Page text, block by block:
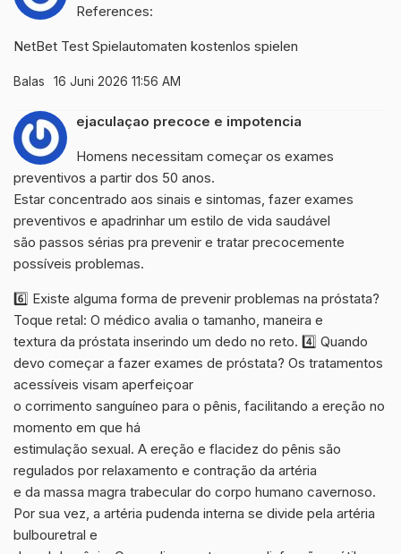
References:
NetBet Test Spielautomaten kostenlos spielen
Balas 16 Juni 2026 11:56 AM
ejaculaçao precoce e impotencia
Homens necessitam começar os exames
preventivos a partir dos 50 anos.
Estar concentrado aos sinais e sintomas, fazer exames
preventivos e apadrinhar um estilo de vida saudável
são passos sérias pra prevenir e tratar precocemente
possíveis problemas.
6️⃣ Existe alguma forma de prevenir problemas na próstata?
Toque retal: O médico avalia o tamanho, maneira e
textura da próstata inserindo um dedo no reto. 4️⃣ Quando
devo começar a fazer exames de próstata? Os tratamentos
acessíveis visam aperfeiçoar
o corrimento sanguíneo para o pênis, facilitando a ereção no
momento em que há
estimulação sexual. A ereção e flacidez do pênis são
regulados por relaxamento e contração da artéria
e da massa magra trabecular do corpo humano cavernoso.
Por sua vez, a artéria pudenda interna se divide pela artéria
bulbouretral e